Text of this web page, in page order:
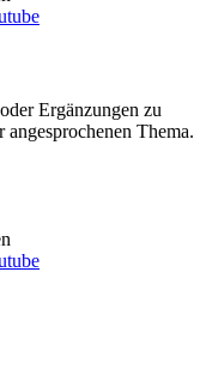
Ergänzungen zu
Thema.